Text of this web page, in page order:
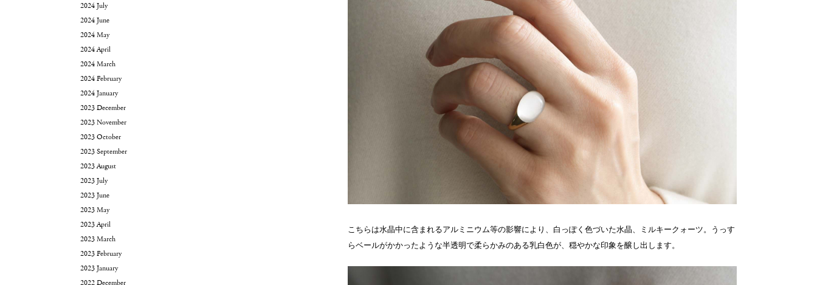
こちらは水晶中に含まれるアルミニウム等の影響により、白っぽく色づいた水晶、ミルキークォーツ。うっす
らベールがかかったような半透明で柔らかみのある乳白色が、穏やかな印象を醸し出します。
2024 July
2024 June
2024 May
2024 April
2024 March
2024 February
2024 January
2023 December
2023 November
2023 October
2023 September
2023 August
2023 July
2023 June
2023 May
2023 April
2023 March
2023 February
2023 January